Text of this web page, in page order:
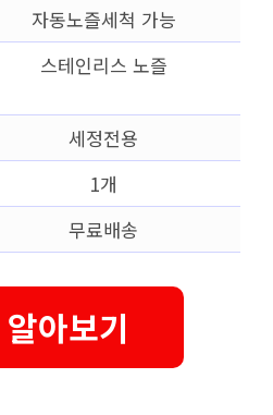
자동노즐세척 가능
스테인리스 노즐
세정전용
1개
무료배송
아보기